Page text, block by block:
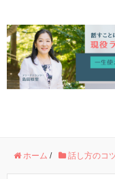
ホーム / 話し方のコ